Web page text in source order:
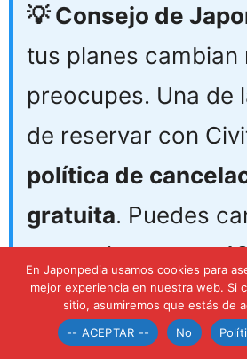
💡 Consejo de
tus planes cambian
preocupes. Una de
de reservar con
política de
gratuita. Puedes
costes hasta con
previas.
En Japonpedia usamos cookies para
mejor experiencia en nuestra web. Si
sitio, asumiremos que estás de
-- ACEPTAR --
No